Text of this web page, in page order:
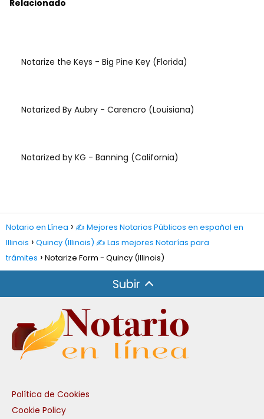
Relacionado
Notarize the Keys - Big Pine Key (Florida)
Notarized By Aubry - Carencro (Louisiana)
Notarized by KG - Banning (California)
Notario en Línea
✍️ Mejores Notarios Públicos en español en
Illinois
Quincy (Illinois) ✍️ Las mejores Notarías para
trámites
Notarize Form - Quincy (Illinois)
Subir
Política de Cookies
Cookie Policy